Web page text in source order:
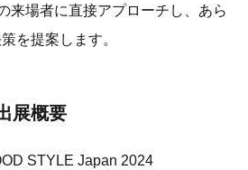
来場者に直接アプローチし、あら
を提案します。
展概要
STYLE Japan 2024